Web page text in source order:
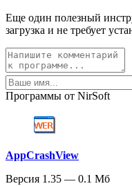
Еще один полезный
загрузка и не требует
Программы от NirSoft
AppCrashView
Версия 1.35 — 0.1 Мб